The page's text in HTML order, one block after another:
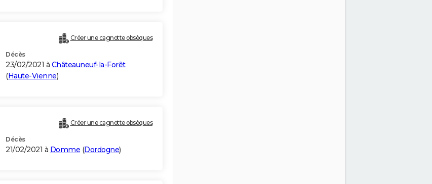
Créer une cagnotte obsèques
Décès
23/02/2021 à Châteauneuf-la-Forêt
(Haute-Vienne)
Créer une cagnotte obsèques
Décès
21/02/2021 à Domme (Dordogne)